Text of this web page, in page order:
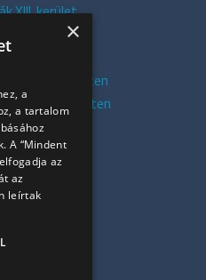
XIII. kerület
V. kerület
XI. kerület
irodák Budapesten
Budapesten
irodák
iroda
hírek
9709
×
a
a tartalom
A “Mindent
az
az
leírtak